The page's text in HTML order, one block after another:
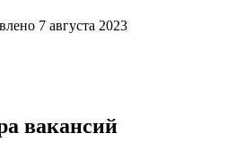
7 августа 2023
вакансий